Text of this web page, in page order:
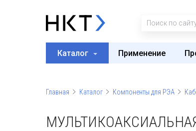
Каталог Применение
Главная Каталог Компоненты для РЭА
МУЛЬТИКОАКСИАЛЬНАЯ